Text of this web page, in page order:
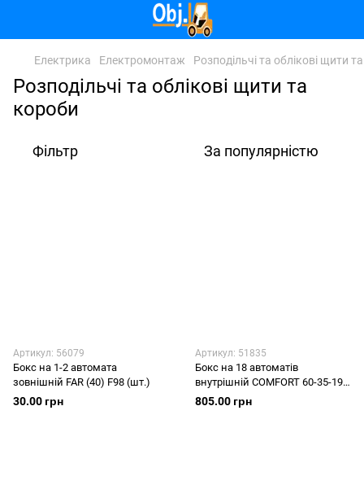
Електрика Електромонтаж Розподільчі та облікові щити
Розподільчі та облікові щити та
короби
Фільтр За популярністю
Артикул: 56079
Бокс на 1-2 автомата
зовнішній FAR (40) F98 (шт.)
30.00 грн
Артикул: 51835
Бокс на 18 автоматів
внутрішній COMFORT 60-35-19
(шт.)
805.00 грн